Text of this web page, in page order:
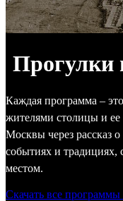
Прогулки
Каждая программа –
жителями столицы и ее
Москвы через рассказ
событиях и традициях,
местом.
Скачать все программы